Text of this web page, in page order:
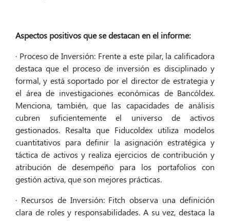
Aspectos positivos que se destacan en el informe:
· Proceso de Inversión: Frente a este pilar, la calificadora
destaca que el proceso de inversión es disciplinado y
formal, y está soportado por el director de estrategia y
el área de investigaciones económicas de Bancóldex.
Menciona, también, que las capacidades de análisis
cubren suficientemente el universo de activos
gestionados. Resalta que Fiducoldex utiliza modelos
cuantitativos para definir la asignación estratégica y
táctica de activos y realiza ejercicios de contribución y
atribución de desempeño para los portafolios con
gestión activa, que son mejores prácticas.
· Recursos de Inversión: Fitch observa una definición
clara de roles y responsabilidades. A su vez, destaca la